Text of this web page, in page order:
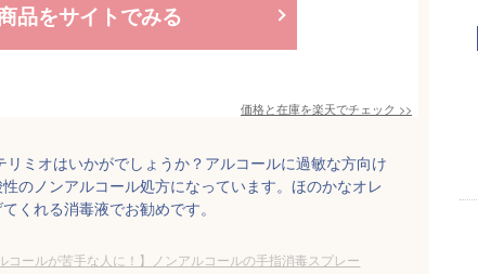
品をサイトでみる
価格と在庫を楽天でチェック >>
ミオはいかがでしょうか？アルコールに過敏な方向け
のノンアルコール処方になっています。ほのかなオレ
くれる消毒液でお勧めです。
コールが苦手な人に！】ノンアルコールの手指消毒スプレー